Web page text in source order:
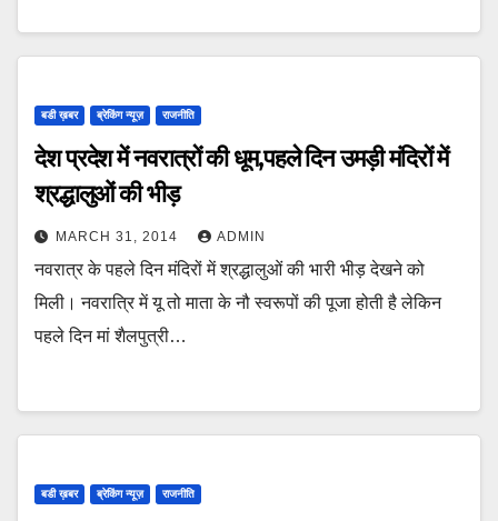
बडी ख़बर ब्रेकिंग न्यूज़ राजनीति
देश प्रदेश में नवरात्रों की धूम,पहले दिन उमड़ी मंदिरों में
श्रद्धालुओं की भीड़
MARCH 31, 2014 ADMIN
नवरात्र के पहले दिन मंदिरों में श्रद्धालुओं की भारी भीड़ देखने को
मिली। नवरात्रि में यू तो माता के नौ स्वरूपों की पूजा होती है लेकिन
पहले दिन मां शैलपुत्री…
बडी ख़बर ब्रेकिंग न्यूज़ राजनीति